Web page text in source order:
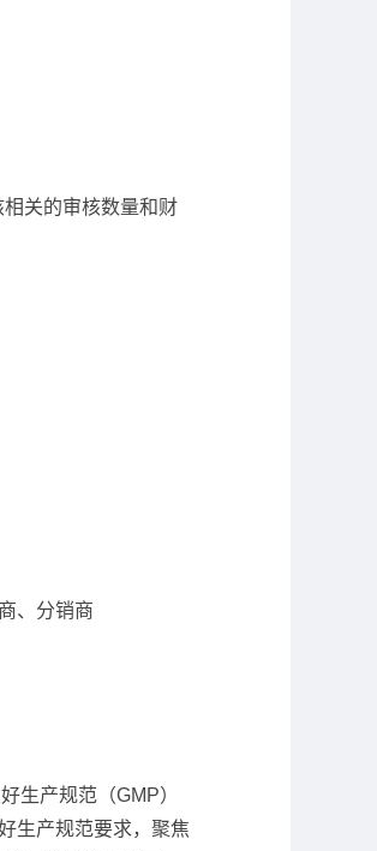
关的审核数量和财
、分销商
生产规范（GMP）
生产规范要求，聚焦